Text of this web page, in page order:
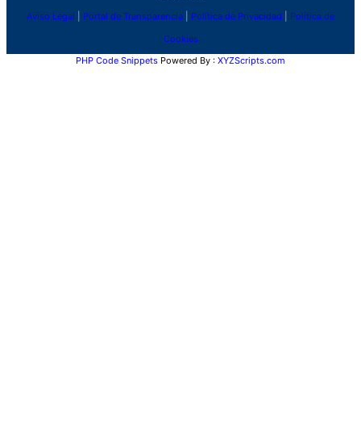
Aviso Legal Portal de Transparencia Política de Privacidad Política de
Cookies
PHP Code Snippets Powered By : XYZScripts.com